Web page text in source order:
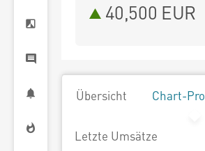
40,500 EUR
Übersicht Chart-Pro
Letzte Umsätze